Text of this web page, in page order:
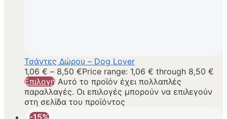
Τσάντες Δώρου – Dog Lover
1,06 € – 8,50 €Price range: 1,06 € through 8,50 €
Επιλογή Αυτό το προϊόν έχει πολλαπλές
παραλλαγές. Οι επιλογές μπορούν να επιλεγούν
στη σελίδα του προϊόντος
-15%